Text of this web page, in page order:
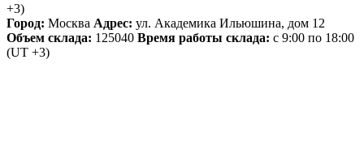
+3)
Город: Москва Адрес: ул. Академика Ильюшина, дом 12
Объем склада: 125040 Время работы склада: с 9:00 по 18:00
(UT +3)